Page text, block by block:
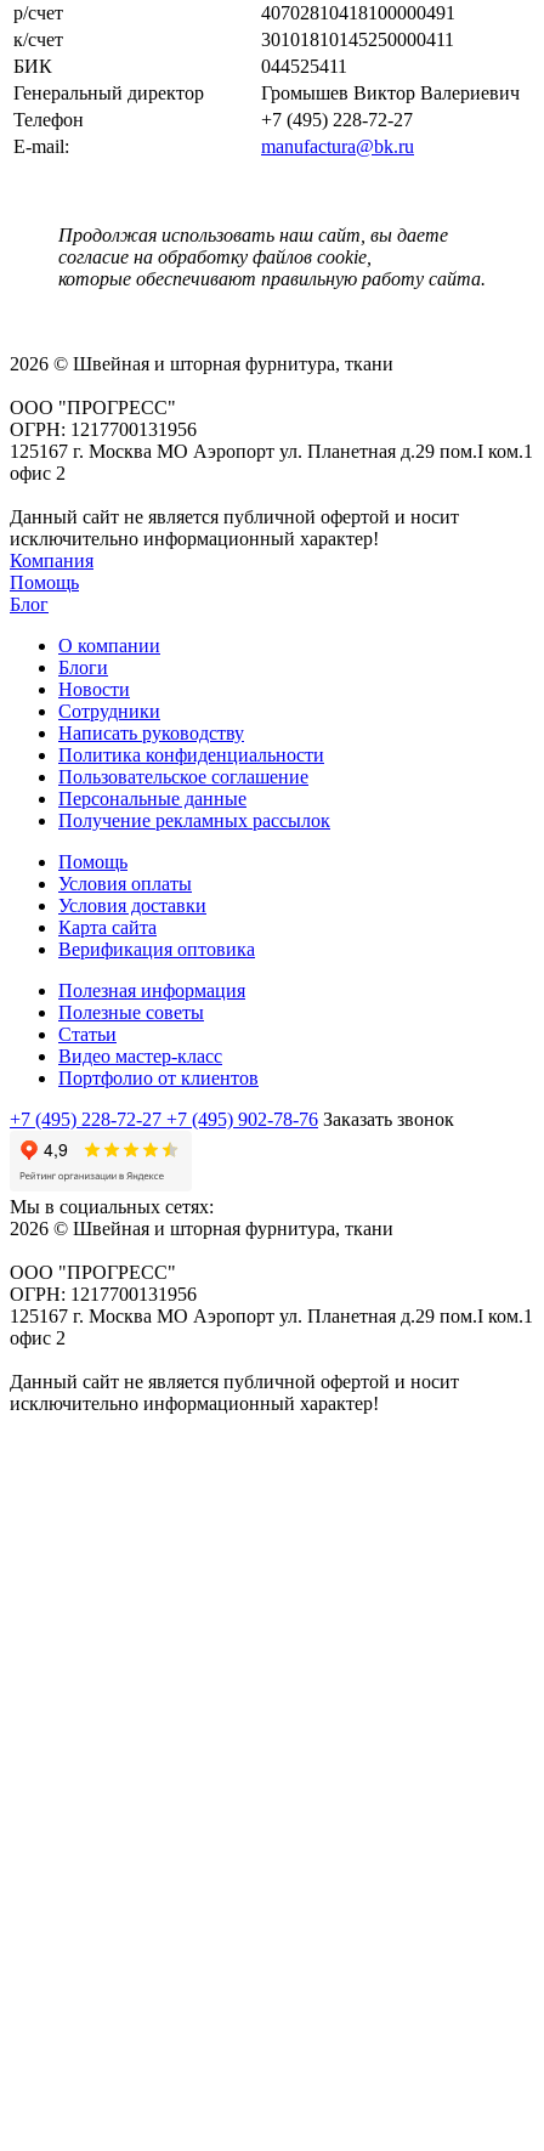
р/счет
40702810418100000491
к/счет
30101810145250000411
БИК
044525411
Генеральный директор
Громышев Виктор Валериевич
Телефон
+7 (495) 228-72-27
E-mail:
manufactura@bk.ru
Продолжая использовать наш сайт, вы даете
согласие на обработку файлов cookie,
которые обеспечивают правильную работу сайта.
2026 © Швейная и шторная фурнитура, ткани
ООО "ПРОГРЕСС"
ОГРН: 1217700131956
125167 г. Москва МО Аэропорт ул. Планетная д.29 пом.I ком.1
офис 2
Данный сайт не является публичной офертой и носит
исключительно информационный характер!
Компания
Помощь
Блог
О компании
Блоги
Новости
Сотрудники
Написать руководству
Политика конфиденциальности
Пользовательское соглашение
Персональные данные
Получение рекламных рассылок
Помощь
Условия оплаты
Условия доставки
Карта сайта
Верификация оптовика
Полезная информация
Полезные советы
Статьи
Видео мастер-класс
Портфолио от клиентов
+7 (495) 228-72-27 +7 (495) 902-78-76 Заказать звонок
Мы в социальных сетях:
2026 © Швейная и шторная фурнитура, ткани
ООО "ПРОГРЕСС"
ОГРН: 1217700131956
125167 г. Москва МО Аэропорт ул. Планетная д.29 пом.I ком.1
офис 2
Данный сайт не является публичной офертой и носит
исключительно информационный характер!